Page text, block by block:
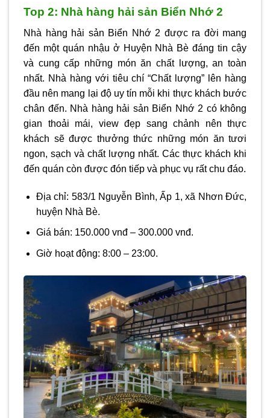
Top 2: Nhà hàng hải sản Biển Nhớ 2
Nhà hàng hải sản Biển Nhớ 2 được ra đời mang
đến một quán nhậu ở Huyện Nhà Bè đáng tin cậy
và cung cấp những món ăn chất lượng, an toàn
nhất. Nhà hàng với tiêu chí “Chất lượng” lên hàng
đầu nên mang lại độ uy tín mỗi khi thực khách bước
chân đến. Nhà hàng hải sản Biển Nhớ 2 có không
gian thoải mái, view đẹp sang chảnh nên thực
khách sẽ được thưởng thức những món ăn tươi
ngon, sạch và chất lượng nhất. Các thực khách khi
đến quán còn được đón tiếp và phục vụ rất chu đáo.
Địa chỉ: 583/1 Nguyễn Bình, Ấp 1, xã Nhơn Đức,
huyện Nhà Bè.
Giá bán: 150.000 vnđ – 300.000 vnđ.
Giờ hoạt động: 8:00 – 23:00.